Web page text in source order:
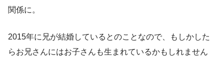
関係に。
2015年に兄が結婚しているとのことなので、もしかした
らお兄さんにはお子さんも生まれているかもしれません